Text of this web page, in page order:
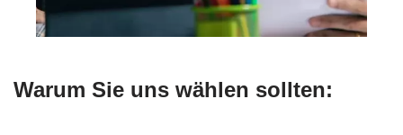
Warum Sie uns wählen sollten: